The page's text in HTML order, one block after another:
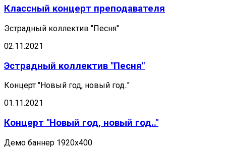
Классный концерт преподавателя
Эстрадный коллектив "Песня"
02.11.2021
Эстрадный коллектив "Песня"
Концерт "Новый год, новый год.."
01.11.2021
Концерт "Новый год, новый год.."
Демо баннер 1920х400